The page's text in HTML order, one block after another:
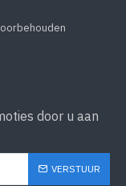
door u aan
VERSTUUR